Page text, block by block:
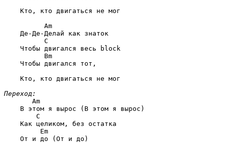
    Кто, кто двигаться не мог
      Am
    Де-Де-Делай как знаток
      C
    Чтобы двигался весь block
      Bm
    Чтобы двигался тот,
    Кто, кто двигаться не мог
Переход:
   Am
    В этом я вырос (В этом я вырос)
    C
    Как целиком, без остатка
     Em
    От и до (От и до)